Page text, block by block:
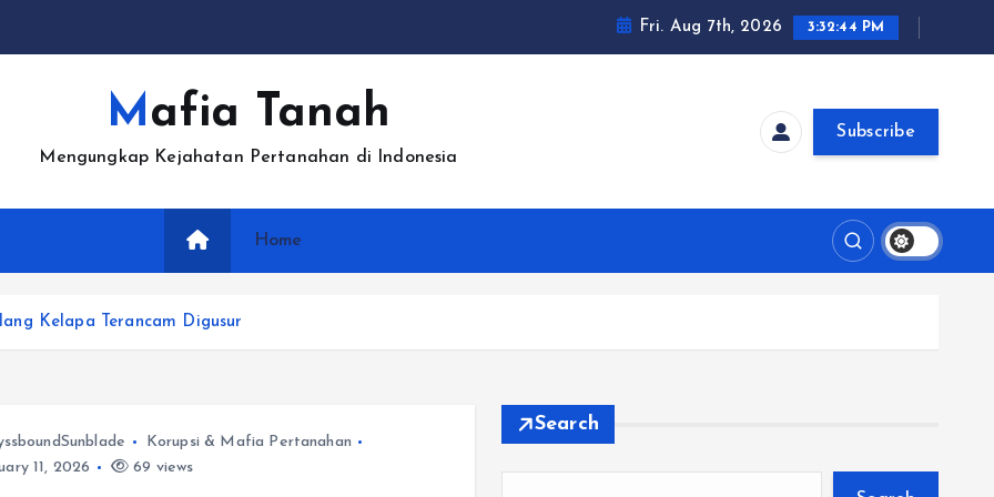
Fri. Aug 7th, 2026 3:32:44 PM
Mafia Tanah
Mengungkap Kejahatan Pertanahan di Indonesia
Subscribe
Home
Kelapa Terancam Digusur
Korupsi & Mafia Pertanahan
11, 2026
69 views
Search